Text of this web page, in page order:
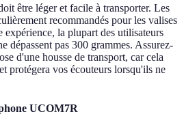
être léger et facile à transporter. Les
recommandés pour les valises
expérience, la plupart des utilisateurs
dépassent pas 300 grammes. Assurez-
d'une housse de transport, car cela
protégera vos écouteurs lorsqu'ils ne
UCOM7R